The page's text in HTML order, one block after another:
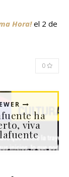
Hora!el 2 de
0
ha
viva